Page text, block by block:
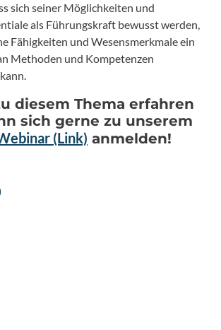
sich seiner Möglichkeiten und
als Führungskraft bewusst werden,
Fähigkeiten und Wesensmerkmale ein
Methoden und Kompetenzen
diesem Thema erfahren
sich gerne zu unserem
(Link) anmelden!